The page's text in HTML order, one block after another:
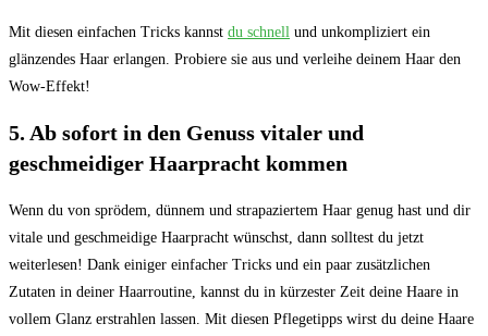
Mit diesen einfachen Tricks kannst du schnell und unkompliziert ein
glänzendes Haar erlangen. Probiere sie aus und verleihe deinem Haar den
Wow-Effekt!
5. Ab sofort in den Genuss vitaler und
geschmeidiger Haarpracht kommen
Wenn du von sprödem, dünnem und strapaziertem Haar genug hast und dir
vitale und geschmeidige Haarpracht wünschst, dann solltest du jetzt
weiterlesen! Dank einiger einfacher Tricks und ein paar zusätzlichen
Zutaten in deiner Haarroutine, kannst du in kürzester Zeit deine Haare in
vollem Glanz erstrahlen lassen. Mit diesen Pflegetipps wirst du deine Haare